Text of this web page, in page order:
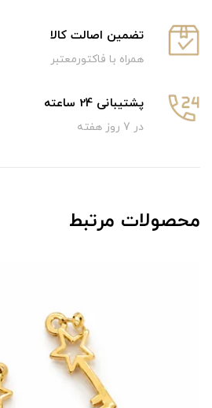
تضمین اصالت کالا
همراه با فاکتورمعتبر
پشتیبانی 24 ساعته
در 7 روز هفته
محصولات مرتبط